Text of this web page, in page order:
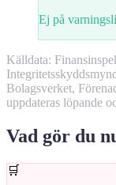
Ej på
Källdata:
Bolagsverket,
uppdateras löpande
Vad gör du
🛒